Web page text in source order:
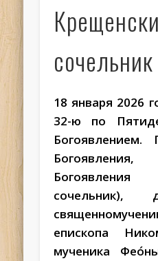
сочельник
18 января 2026
32-ю по
Богоявлением.
сочельник),
епископа
мученика